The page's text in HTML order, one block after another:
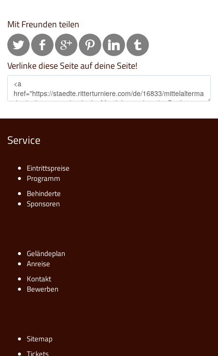
Mit Freunden teilen
Verlinke diese Seite auf deine Seite!
Service
Eintrittspreise
Programm
Behinderte
Sponsoren
Geländeplan
Anreise
Kontakt
Bewerben
Sitemap